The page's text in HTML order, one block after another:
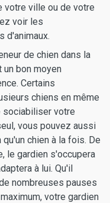
votre ville ou de votre
voir les
d'animaux.
de chien dans la
un bon moyen
Certains
chiens en même
sociabiliser votre
vous pouvez aussi
chien à la fois. De
le gardien s'occupera
à lui. Qu'il
nombreuses pauses
votre gardien